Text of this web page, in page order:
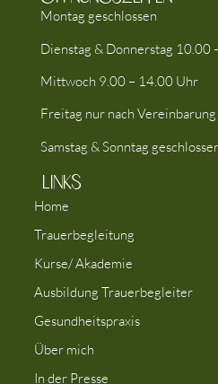
Montag geschlossen
Dienstag & Donnerstag 10.00
Mittwoch 9.00 – 14.00 Uhr
Freitag nur nach Vereinbarung
Samstag & Sonntag
Links
Home
Trauerbegleitung
Kurse/ Akademie
Ausbildung Trauerbegleiter
Gesundheitspraxis
Über mich
In der Presse